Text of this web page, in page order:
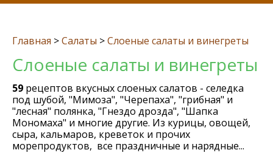
Главная >Салаты >Слоеные салаты и винегреты
Слоеные салаты и винегреты
59 рецептов вкусных слоеных салатов - селедка
под шубой, "Мимоза", "Черепаха", "грибная" и
"лесная" полянка, "Гнездо дрозда", "Шапка
Мономаха" и многие другие. Из курицы, овощей,
сыра, кальмаров, креветок и прочих
морепродуктов, все праздничные и нарядные...